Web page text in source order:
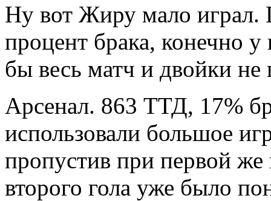
Ну вот Жиру мало играл.
процент брака, конечно
бы весь матч и двойки не
Арсенал. 863 ТТД, 17%
использовали большое
пропустив при первой
второго гола уже было